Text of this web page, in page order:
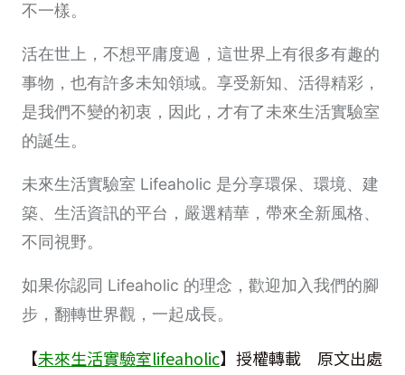
不一樣。
活在世上，不想平庸度過，這世界上有很多有趣的
事物，也有許多未知領域。享受新知、活得精彩，
是我們不變的初衷，因此，才有了未來生活實驗室
的誕生。
未來生活實驗室 Lifeaholic 是分享環保、環境、建
築、生活資訊的平台，嚴選精華，帶來全新風格、
不同視野。
如果你認同 Lifeaholic 的理念，歡迎加入我們的腳
步，翻轉世界觀，一起成長。
【未來生活實驗室lifeaholic】授權轉載 原文出處